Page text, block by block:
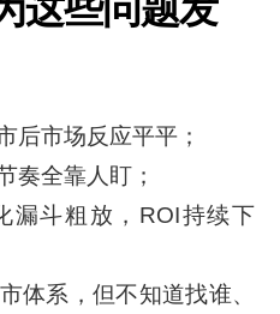
后市场反应平平；
奏全靠人盯；
漏斗粗放，ROI持续下
体系，但不知道找谁、